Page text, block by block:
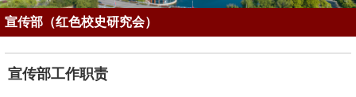
宣传部（红色校史研究会）
宣传部工作职责